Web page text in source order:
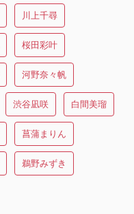
川上千尋
桜田彩叶
河野奈々帆
渋谷凪咲 白間美瑠
菖蒲まりん
鵜野みずき